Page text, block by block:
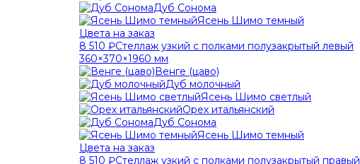
Дуб Сонома
Ясень Шимо темный
Цвета на заказ
8 510 ₽Стеллаж узкий с полками полузакрытый левый
360×370×1960 мм
Венге (цаво)
Дуб молочный
Ясень Шимо светлый
Орех итальянский
Дуб Сонома
Ясень Шимо темный
Цвета на заказ
8 510 ₽Стеллаж узкий с полками полузакрытый правый